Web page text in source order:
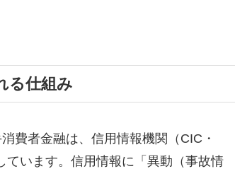
る仕組み
費者金融は、信用情報機関（CIC・
ています。信用情報に「異動（事故情